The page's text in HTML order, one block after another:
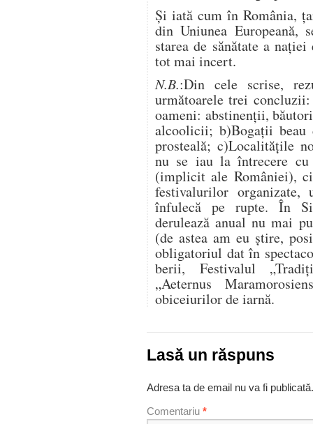
Și iată cum în România,
din Uniunea Europeană,
starea de sănătate a
tot mai incert.
N.B.:Din cele scrise,
următoarele trei
oameni: abstinenții,
alcoolicii; b)Bogații
prosteală; c)Localitățile
nu se iau la întrecere
(implicit ale României),
festivalurilor
înfulecă pe rupte. În
derulează anual nu mai
(de astea am eu știre,
obligatoriul dat în
berii, Festivalul
„Aeternus
obiceiurilor de iarnă.
Lasă un răspuns
Adresa ta de email nu va fi publicată.
Comentariu *